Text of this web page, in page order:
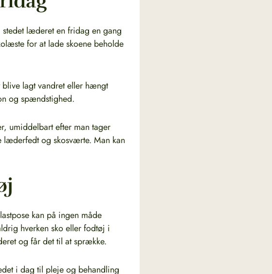
læderet en fridag en gang
for at lade skoene beholde
lagt vandret eller hængt
og spændstighed.
umiddelbart efter man tager
læderfedt og skosværte. Man kan
kan på ingen måde
hverken sko eller fodtøj i
og får det til at sprække.
i dag til pleje og behandling